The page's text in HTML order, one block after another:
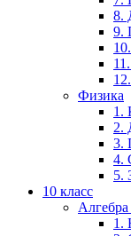
8.
9.
Физика
1.
2.
3.
4.
5.
10 класс
Алгебра
1.